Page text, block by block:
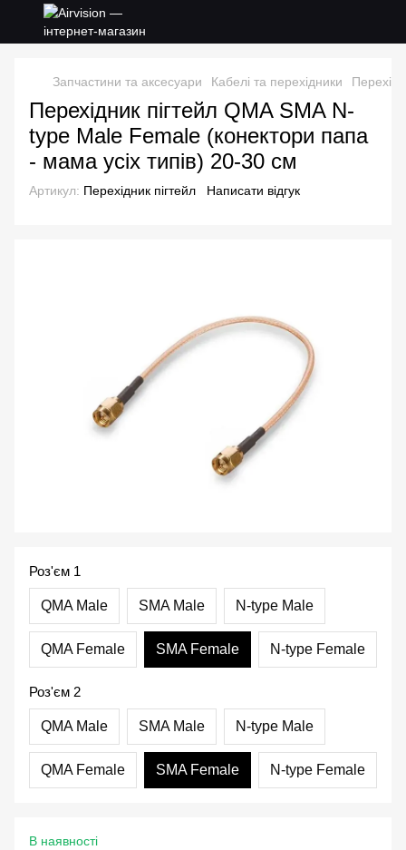
Запчастини та аксесуари Кабелі та перехідники
Перехідник пігтейл QMA SMA N-
type Male Female (конектори папа
- мама усіх типів) 20-30 см
Артикул: Перехідник пігтейл Написати відгук
Роз'єм 1
QMA Male SMA Male N-type Male
QMA Female SMA Female N-type Female
Роз'єм 2
QMA Male SMA Male N-type Male
QMA Female SMA Female N-type Female
В наявності